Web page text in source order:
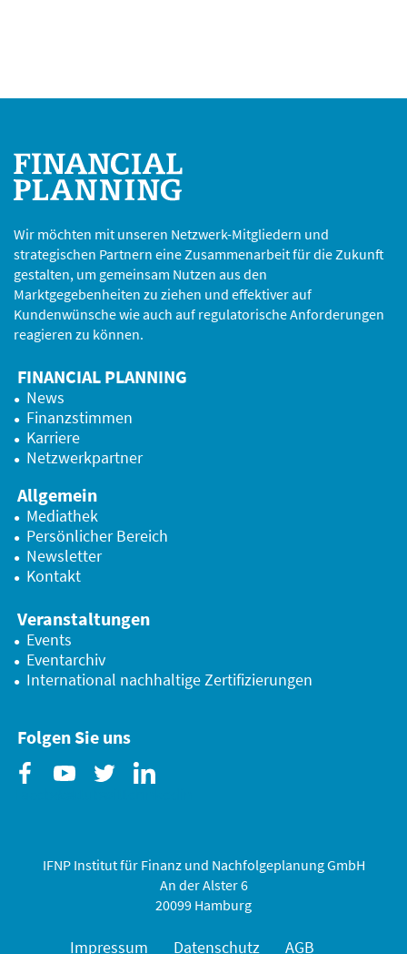
Wir möchten mit unseren Netzwerk-Mitgliedern und
strategischen Partnern eine Zusammenarbeit für die Zukunft
gestalten, um gemeinsam Nutzen aus den
Marktgegebenheiten zu ziehen und effektiver auf
Kundenwünsche wie auch auf regulatorische Anforderungen
reagieren zu können.
FINANCIAL PLANNING
News
Finanzstimmen
Karriere
Netzwerkpartner
Allgemein
Mediathek
Persönlicher Bereich
Newsletter
Kontakt
Veranstaltungen
Events
Eventarchiv
International nachhaltige Zertifizierungen
Folgen Sie uns
IFNP Institut für Finanz und Nachfolgeplanung GmbH
An der Alster 6
20099 Hamburg
Impressum Datenschutz AGB